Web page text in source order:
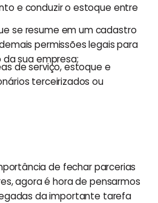
e conduzir o estoque entre
se resume em um cadastro
permissões legais para
sua empresa;
de serviço, estoque e
terceirizados ou
de fechar parcerias
agora é hora de pensarmos
da importante tarefa